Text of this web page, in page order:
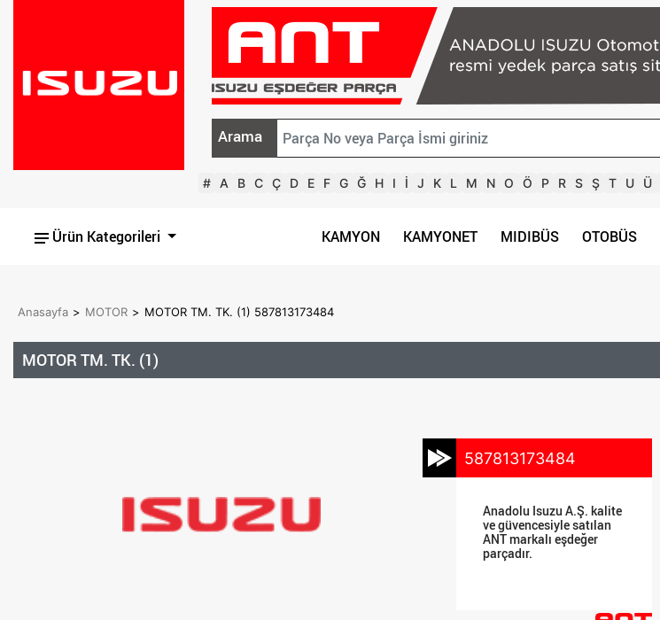
Arama
# A B C Ç D E F G Ğ H I İ J K L M N O Ö P R S Ş T U Ü
Ürün Kategorileri KAMYON KAMYONET MIDIBÜS OTOBÜS
Anasayfa > MOTOR > MOTOR TM. TK. (1) 587813173484
MOTOR TM. TK. (1)
587813173484
Anadolu Isuzu A.Ş. kalite
ve güvencesiyle satılan
ANT markalı eşdeğer
parçadır.